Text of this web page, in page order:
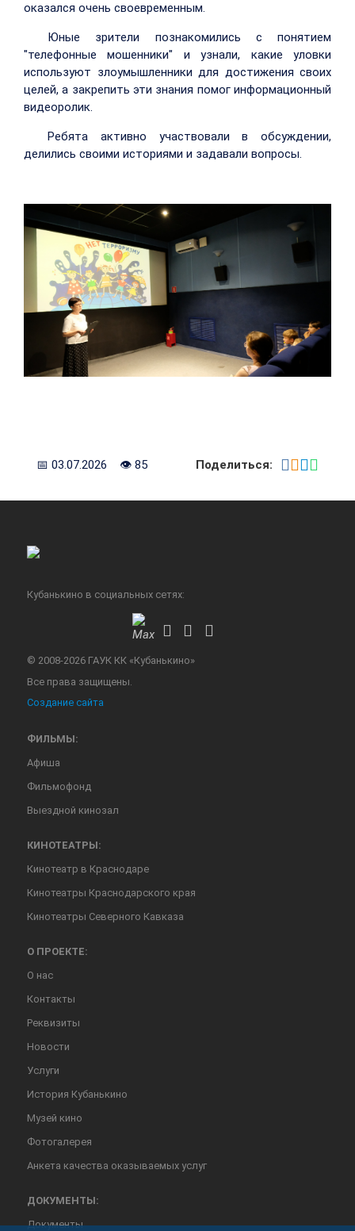
оказался очень своевременным.
Юные зрители познакомились с понятием
"телефонные мошенники" и узнали, какие уловки
используют злоумышленники для достижения своих
целей, а закрепить эти знания помог информационный
видеоролик.
Ребята активно участвовали в обсуждении,
делились своими историями и задавали вопросы.
📅 03.07.2026 👁 85 Поделиться:
Кубанькино в социальных сетях:
© 2008-2026 ГАУК КК «Кубанькино»
Все права защищены.
Создание сайта
ФИЛЬМЫ:
Афиша
Фильмофонд
Выездной кинозал
КИНОТЕАТРЫ:
Кинотеатр в Краснодаре
Кинотеатры Краснодарского края
Кинотеатры Северного Кавказа
О ПРОЕКТЕ:
О нас
Контакты
Реквизиты
Новости
Услуги
История Кубанькино
Музей кино
Фотогалерея
Анкета качества оказываемых услуг
ДОКУМЕНТЫ:
Документы